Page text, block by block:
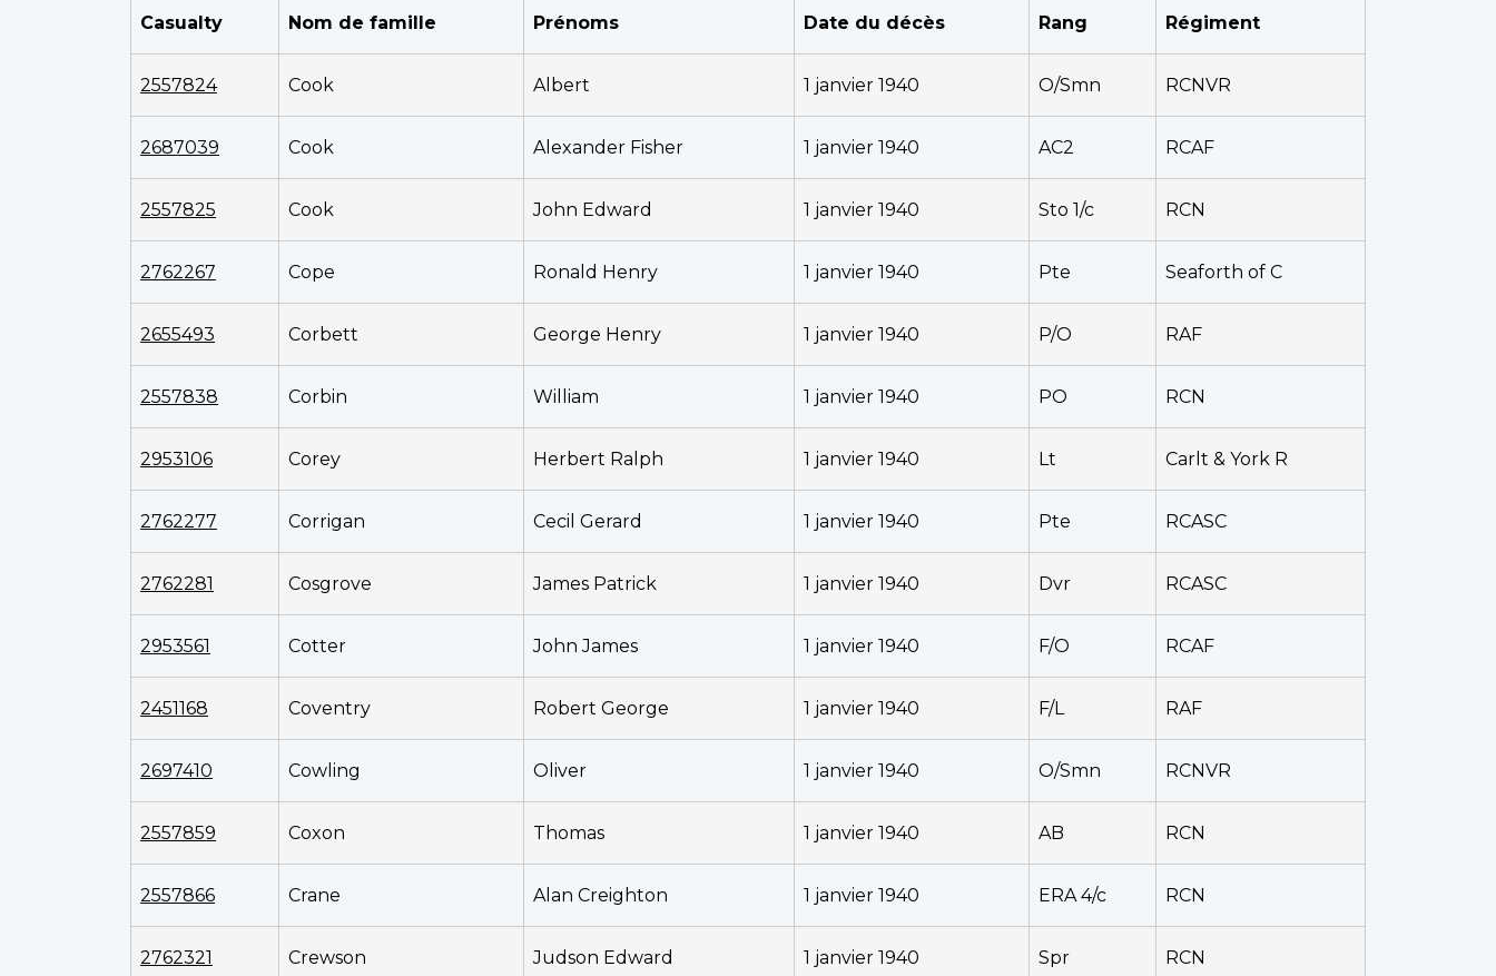
Casualty Nom de famille Prénoms Date du décès Rang Régiment
2557824 Cook Albert 1 janvier 1940 O/Smn RCNVR
2687039 Cook Alexander Fisher 1 janvier 1940 AC2 RCAF
2557825 Cook John Edward 1 janvier 1940 Sto 1/c RCN
2762267 Cope Ronald Henry 1 janvier 1940 Pte Seaforth of C
2655493 Corbett George Henry 1 janvier 1940 P/O RAF
2557838 Corbin William 1 janvier 1940 PO RCN
2953106 Corey Herbert Ralph 1 janvier 1940 Lt Carlt & York R
2762277 Corrigan Cecil Gerard 1 janvier 1940 Pte RCASC
2762281 Cosgrove James Patrick 1 janvier 1940 Dvr RCASC
2953561 Cotter John James 1 janvier 1940 F/O RCAF
2451168 Coventry Robert George 1 janvier 1940 F/L RAF
2697410 Cowling Oliver 1 janvier 1940 O/Smn RCNVR
2557859 Coxon Thomas 1 janvier 1940 AB RCN
2557866 Crane Alan Creighton 1 janvier 1940 ERA 4/c RCN
2762321 Crewson Judson Edward 1 janvier 1940 Spr RCN